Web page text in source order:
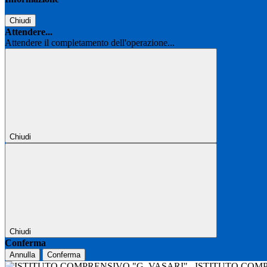
Chiudi
Attendere...
Attendere il completamento dell'operazione...
Chiudi
Chiudi
Conferma
Annulla Conferma